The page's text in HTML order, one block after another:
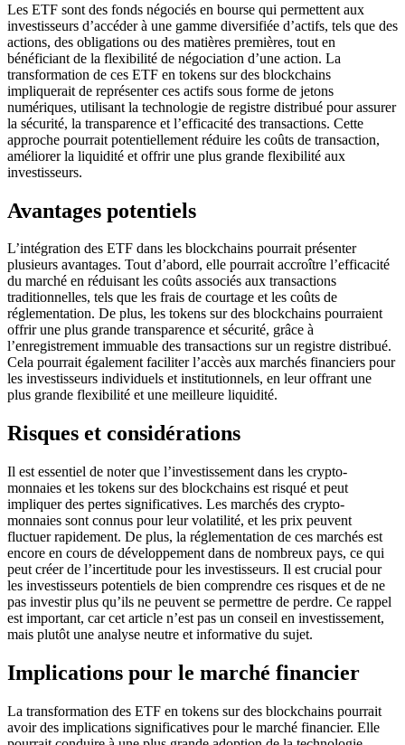
Les ETF sont des fonds négociés en bourse qui permettent aux
investisseurs d’accéder à une gamme diversifiée d’actifs, tels que des
actions, des obligations ou des matières premières, tout en
bénéficiant de la flexibilité de négociation d’une action. La
transformation de ces ETF en tokens sur des blockchains
impliquerait de représenter ces actifs sous forme de jetons
numériques, utilisant la technologie de registre distribué pour assurer
la sécurité, la transparence et l’efficacité des transactions. Cette
approche pourrait potentiellement réduire les coûts de transaction,
améliorer la liquidité et offrir une plus grande flexibilité aux
investisseurs.
Avantages potentiels
L’intégration des ETF dans les blockchains pourrait présenter
plusieurs avantages. Tout d’abord, elle pourrait accroître l’efficacité
du marché en réduisant les coûts associés aux transactions
traditionnelles, tels que les frais de courtage et les coûts de
réglementation. De plus, les tokens sur des blockchains pourraient
offrir une plus grande transparence et sécurité, grâce à
l’enregistrement immuable des transactions sur un registre distribué.
Cela pourrait également faciliter l’accès aux marchés financiers pour
les investisseurs individuels et institutionnels, en leur offrant une
plus grande flexibilité et une meilleure liquidité.
Risques et considérations
Il est essentiel de noter que l’investissement dans les crypto-
monnaies et les tokens sur des blockchains est risqué et peut
impliquer des pertes significatives. Les marchés des crypto-
monnaies sont connus pour leur volatilité, et les prix peuvent
fluctuer rapidement. De plus, la réglementation de ces marchés est
encore en cours de développement dans de nombreux pays, ce qui
peut créer de l’incertitude pour les investisseurs. Il est crucial pour
les investisseurs potentiels de bien comprendre ces risques et de ne
pas investir plus qu’ils ne peuvent se permettre de perdre. Ce rappel
est important, car cet article n’est pas un conseil en investissement,
mais plutôt une analyse neutre et informative du sujet.
Implications pour le marché financier
La transformation des ETF en tokens sur des blockchains pourrait
avoir des implications significatives pour le marché financier. Elle